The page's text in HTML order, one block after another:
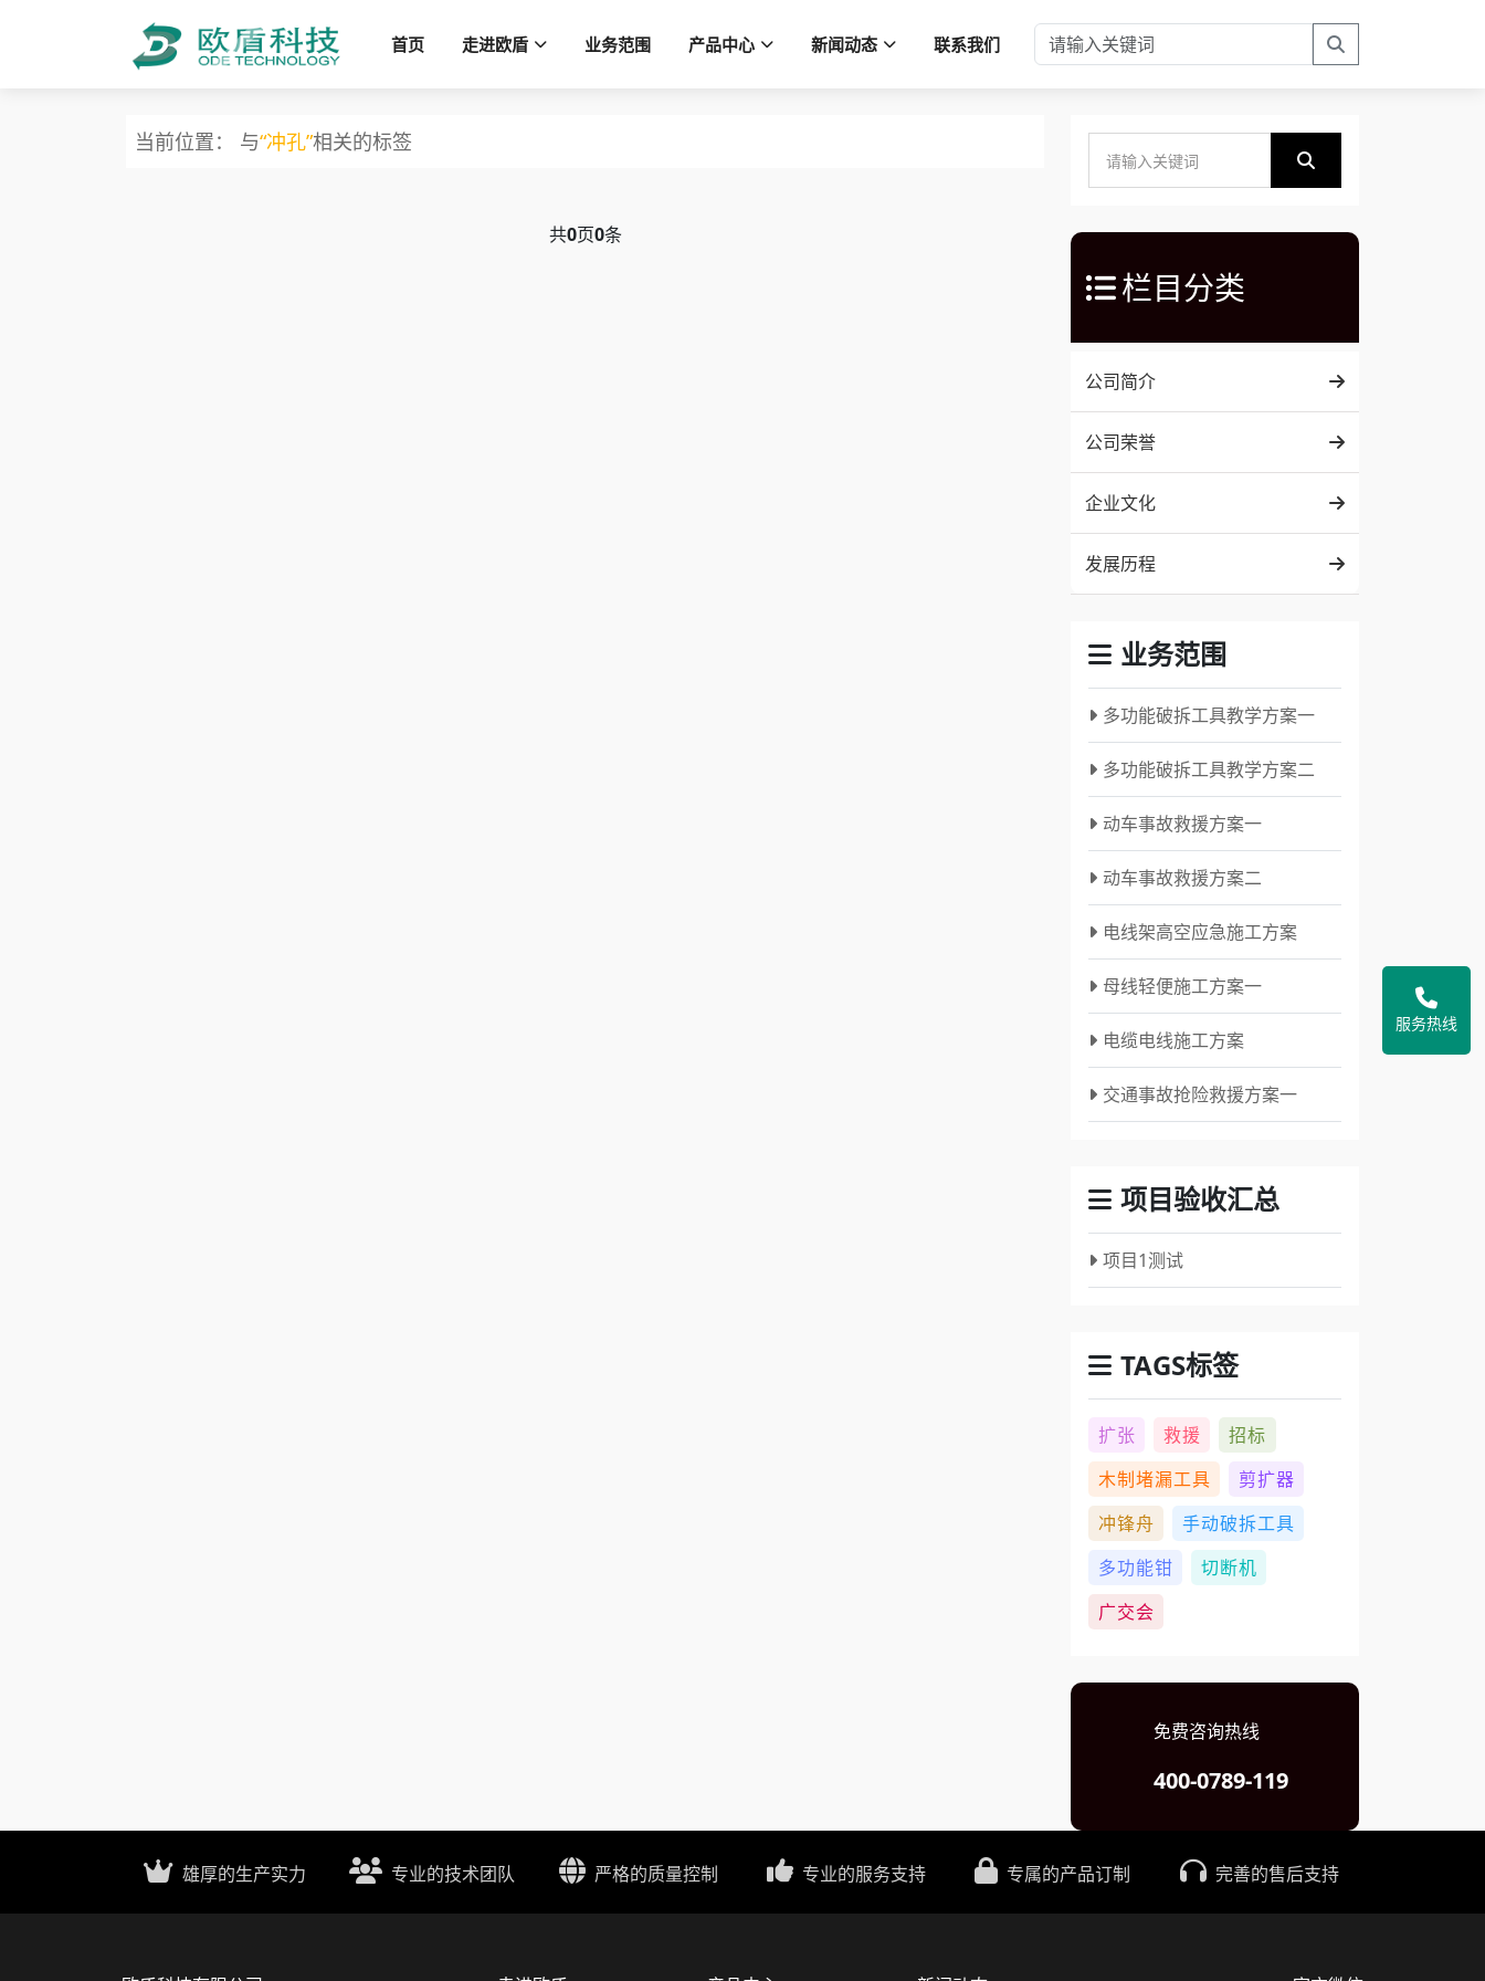
首页 走进欧盾 业务范围 产品中心 新闻动态 联系我们
当前位置： 与“冲孔”相关的标签
共0页0条
栏目分类
公司简介
公司荣誉
企业文化
发展历程
业务范围
多功能破拆工具教学方案一
多功能破拆工具教学方案二
动车事故救援方案一
动车事故救援方案二
电线架高空应急施工方案
母线轻便施工方案一
电缆电线施工方案
交通事故抢险救援方案一
项目验收汇总
项目1测试
TAGS标签
扩张 救援
招标
木制堵漏工具
剪扩器
冲锋舟
手动破拆工具
多功能钳
切断机
广交会
免费咨询热线
400-0789-119
雄厚的生产实力 专业的技术团队 严格的质量控制 专业的服务支持 专属的产品订制 完善的售后支持
服务热线